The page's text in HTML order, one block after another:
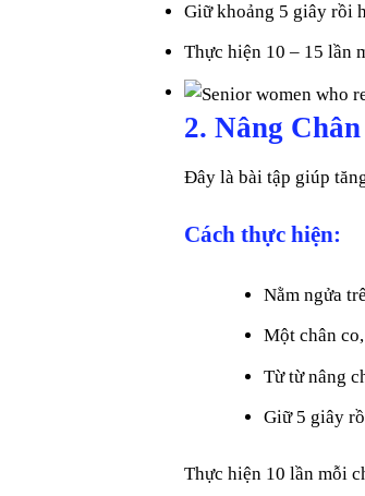
Giữ khoảng 5 giây rồi
Thực hiện 10 – 15 lần
2. Nâng
Đây là bài tập giúp
Cách thực hiện:
Nằm ngửa
Một chân
Từ từ nâng
Giữ 5 giây
Thực hiện 10 lần mỗi